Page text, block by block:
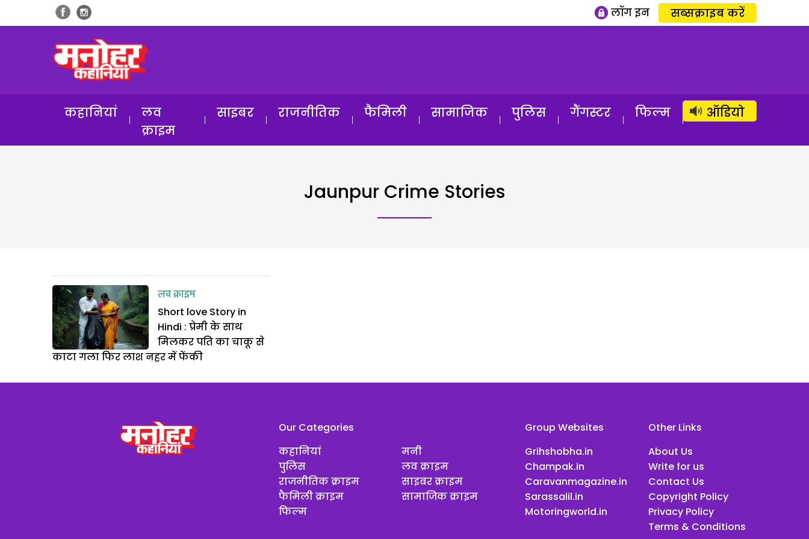
लॉग इन सब्सक्राइब करें
कहानियां
लव
क्राइम
साइबर राजनीतिक फैमिली सामाजिक पुलिस गैंगस्टर फिल्म ऑडियो
Jaunpur Crime Stories
लव क्राइम
Short love Story in
Hindi : प्रेमी के साथ
मिलकर पति का चाकू से
काटा गला फिर लाश नहर में फेंकी
Our Categories
कहानियां
पुलिस
राजनीतिक क्राइम
फैमिली क्राइम
फिल्म
मनी
लव क्राइम
साइबर क्राइम
सामाजिक क्राइम
Group Websites
Grihshobha.in
Champak.in
Caravanmagazine.in
Sarassalil.in
Motoringworld.in
Other Links
About Us
Write for us
Contact Us
Copyright Policy
Privacy Policy
Terms & Conditions